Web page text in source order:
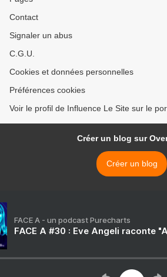
Contact
Signaler un abus
C.G.U.
Cookies et données personnelles
Préférences cookies
Voir le profil de Influence Le Site sur le
Créer un blog sur
Créer un blog
FACE A - un podcast Purecharts
FACE A #30 : Eve Angeli raconte